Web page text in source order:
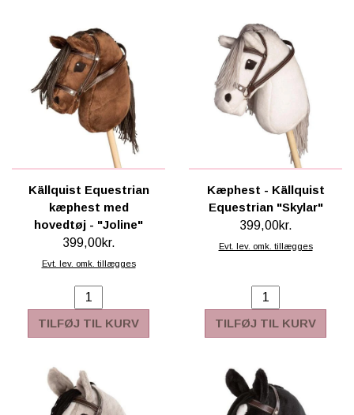
Källquist Equestrian
kæphest med
hovedtøj - "Joline"
399,00kr.
Evt. lev. omk. tillægges
TILFØJ TIL KURV
Kæphest - Källquist
Equestrian "Skylar"
399,00kr.
Evt. lev. omk. tillægges
TILFØJ TIL KURV